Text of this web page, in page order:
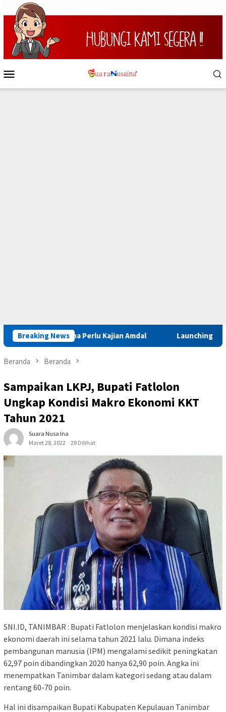
Loncat
ke
konten
Mobile
Breaking News
Sinabar Iha Perlu Kajian Amdal Launching Muktamar
Beranda Beranda
Sampaikan LKPJ, Bupati Fatlolon
Ungkap Kondisi Makro Ekonomi KKT
Tahun 2021
Suara Nusa Ina
Maret 28, 2022
28 Dilihat
SNI.ID, TANIMBAR : Bupati Fatlolon menjelaskan kondisi makro
ekonomi daerah ini selama tahun 2021 lalu. Dimana indeks
pembangunan manusia (IPM) mengalami sedikit peningkatan
62,97 poin dibandingkan 2020 hanya 62,90 poin. Angka ini
menempatkan Tanimbar dalam kategori sedang atau dalam
rentang 60-70 poin.
Hal ini disampaikan Bupati Kabupaten Kepulauan Tanimbar